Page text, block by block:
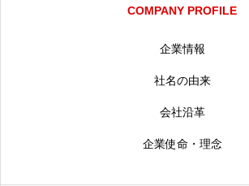
COMPANY PROFILE
企業情報
社名の由来
会社沿革
企業使命・理念